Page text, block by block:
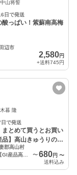
中山将誓
日で発送
酸っぱい！紫蘇南高梅
辺市
2,580円
+送料745円
木暮 隆
で発送
まとめて買うとお買い
品】高山きゅうりの味
郡高山村
送料無料！【GI産品高山きゅうりを使用】高山きゅうりの味噌漬け1P
〜680円 〜
送料込み